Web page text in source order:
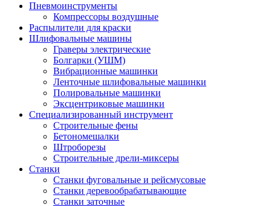
Пневмоинструменты
Компрессоры воздушные
Распылители для краски
Шлифовальные машины
Граверы электрические
Болгарки (УШМ)
Вибрационные машинки
Ленточные шлифовальные машинки
Полировальные машинки
Эксцентриковые машинки
Специализированный инструмент
Строительные фены
Бетономешалки
Штроборезы
Строительные дрели-миксеры
Станки
Станки фуговальные и рейсмусовые
Станки деревообрабатывающие
Станки заточные